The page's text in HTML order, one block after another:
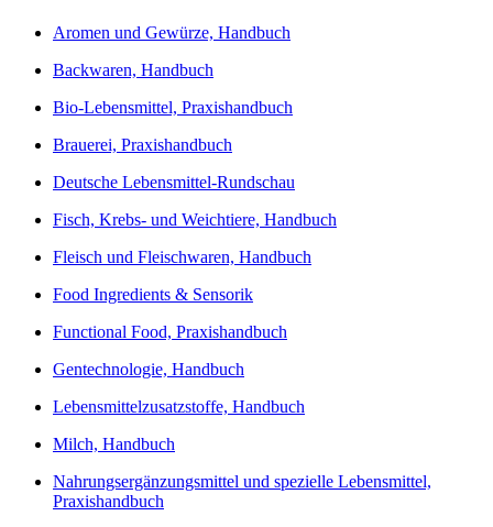
Aromen und Gewürze, Handbuch
Backwaren, Handbuch
Bio-Lebensmittel, Praxishandbuch
Brauerei, Praxishandbuch
Deutsche Lebensmittel-Rundschau
Fisch, Krebs- und Weichtiere, Handbuch
Fleisch und Fleischwaren, Handbuch
Food Ingredients & Sensorik
Functional Food, Praxishandbuch
Gentechnologie, Handbuch
Lebensmittelzusatzstoffe, Handbuch
Milch, Handbuch
Nahrungsergänzungsmittel und spezielle Lebensmittel,
Praxishandbuch